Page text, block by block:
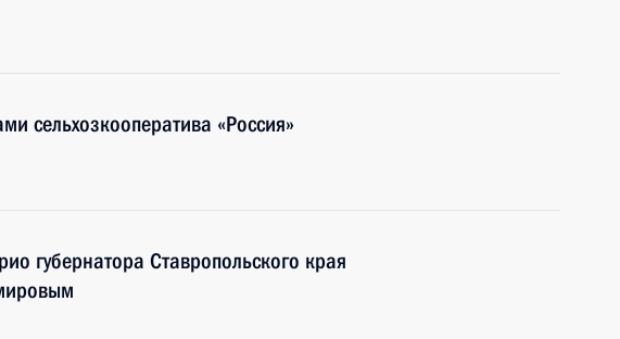
сельхозкооператива «Россия»
губернатора Ставропольского края